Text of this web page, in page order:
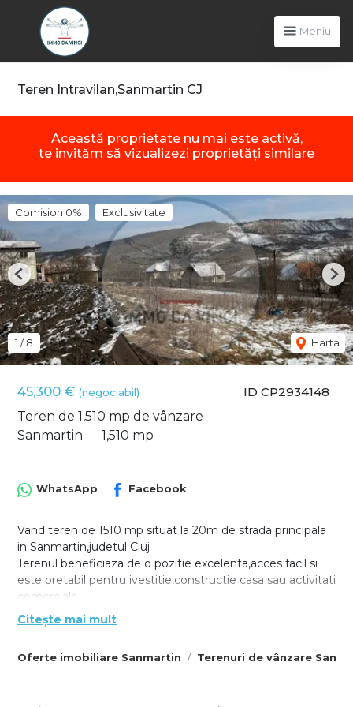
Meniu
Teren Intravilan,Sanmartin CJ
Această proprietate nu mai este activă,
te invităm să vizualizezi proprietăți similare
ID CP2934148
45,300 € (negociabil)
Teren de 1,510 mp de vânzare
Sanmartin
1,510 mp
Comision 0% Exclusivitate
1 /8 Harta
Previous
Oferte imobiliare Sanmartin Terenuri de vânzare
WhatsApp Facebook
Vand teren de 1510 mp situat la 20m de strada principala
in Sanmartin,judetul Cluj
Terenul beneficiaza de o pozitie excelenta,acces facil si
este pretabil pentru ivestitie,constructie casa sau activitati
comerciale.
Oportunitate rara intr-o zona in dezvoltare
Chinteni
Citește mai mult